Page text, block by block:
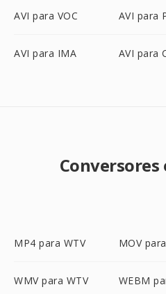
AVI para VOC AVI para
AVI para IMA AVI para
MP4 para WTV MOV
WMV para WTV WEBM